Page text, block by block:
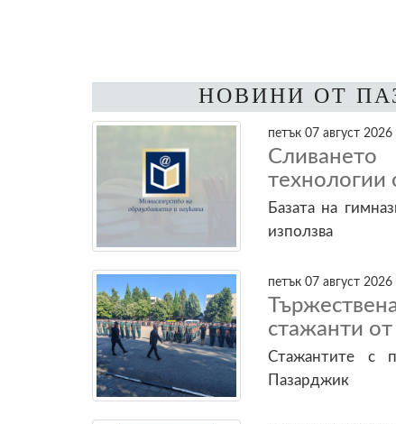
НОВИНИ ОТ
петък 07 август
технологии
Базата на
използва
петък 07 август
стажанти
Стажантите с
Пазарджик